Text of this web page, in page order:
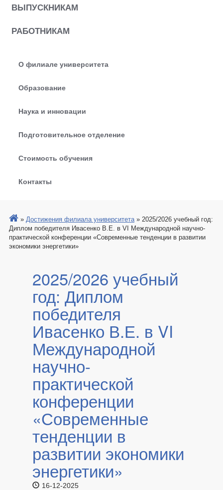
ВЫПУСКНИКАМ
РАБОТНИКАМ
О филиале университета
Образование
Наука и инновации
Подготовительное отделение
Стоимость обучения
Контакты
» Достижения филиала университета » 2025/2026 учебный год:
Диплом победителя Ивасенко В.Е. в VI Международной научно-
практической конференции «Современные тенденции в развитии
экономики энергетики»
2025/2026 учебный
год: Диплом
победителя
Ивасенко В.Е. в VI
Международной
научно-
практической
конференции
«Современные
тенденции в
развитии экономики
энергетики»
16-12-2025